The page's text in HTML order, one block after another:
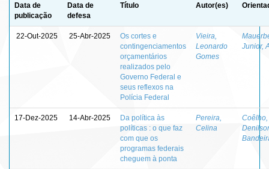
Data de
publicação
Data de
defesa
Título Autor(es)
22-Out-2025 25-Abr-2025
Os cortes e
contingenciamentos
orçamentários
realizados pelo
Governo Federal e
seus reflexos na
Polícia Federal
Vieira,
Leonardo
Gomes
Junior,
17-Dez-2025 14-Abr-2025
Da política às
políticas : o que faz
com que os
programas federais
cheguem à ponta
Pereira,
Celina
Coêlho,